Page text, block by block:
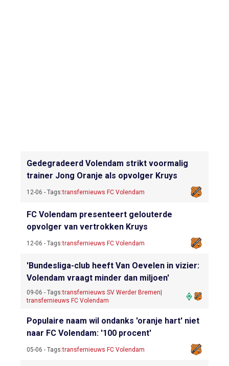
Gedegradeerd Volendam strikt voormalig
trainer Jong Oranje als opvolger Kruys
12-06 - Tags:transfernieuws FC Volendam
FC Volendam presenteert gelouterde
opvolger van vertrokken Kruys
12-06 - Tags:transfernieuws FC Volendam
'Bundesliga-club heeft Van Oevelen in vizier:
Volendam vraagt minder dan miljoen'
09-06 - Tags:transfernieuws SV Werder Bremen
transfernieuws FC Volendam
Populaire naam wil ondanks 'oranje hart' niet
naar FC Volendam: '100 procent'
05-06 - Tags:transfernieuws FC Volendam